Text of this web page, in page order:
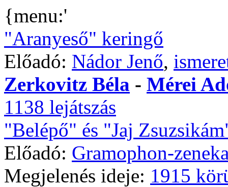
{menu:'
"Aranyeső" keringő
Előadó: Nádor Jenő,
Zerkovitz Béla - Mérei
1138 lejátszás
"Belépő" és "Jaj
Előadó: Gramophon-
Megjelenés ideje: 1915